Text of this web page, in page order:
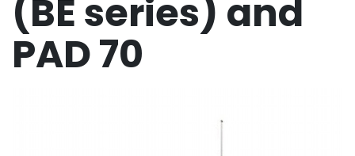
(BE series) and
PAD 70